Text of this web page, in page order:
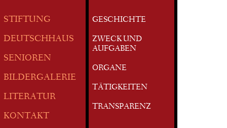
STIFTUNG
DEUTSCHHAUS
SENIOREN
BILDERGALERIE
LITERATUR
KONTAKT
GESCHICHTE
ZWECK UND
AUFGABEN
ORGANE
TÄTIGKEITEN
TRANSPARENZ